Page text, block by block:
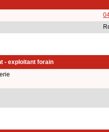
- exploitant forain